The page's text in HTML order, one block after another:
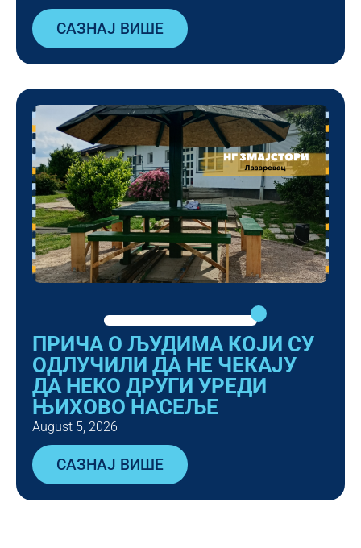
САЗНАЈ ВИШЕ
ПРИЧА О ЉУДИМА КОЈИ СУ
ОДЛУЧИЛИ ДА НЕ ЧЕКАЈУ
ДА НЕКО ДРУГИ УРЕДИ
ЊИХОВО НАСЕЉЕ
August 5, 2026
САЗНАЈ ВИШЕ